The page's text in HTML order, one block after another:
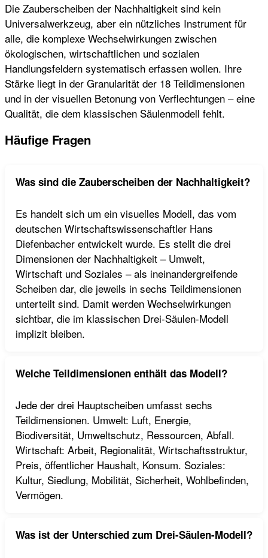
Die Zauberscheiben der Nachhaltigkeit sind kein
Universalwerkzeug, aber ein nützliches Instrument für
alle, die komplexe Wechselwirkungen zwischen
ökologischen, wirtschaftlichen und sozialen
Handlungsfeldern systematisch erfassen wollen. Ihre
Stärke liegt in der Granularität der 18 Teildimensionen
und in der visuellen Betonung von Verflechtungen – eine
Qualität, die dem klassischen Säulenmodell fehlt.
Häufige Fragen
Was sind die Zauberscheiben der Nachhaltigkeit?
Es handelt sich um ein visuelles Modell, das vom
deutschen Wirtschaftswissenschaftler Hans
Diefenbacher entwickelt wurde. Es stellt die drei
Dimensionen der Nachhaltigkeit – Umwelt,
Wirtschaft und Soziales – als ineinandergreifende
Scheiben dar, die jeweils in sechs Teildimensionen
unterteilt sind. Damit werden Wechselwirkungen
sichtbar, die im klassischen Drei-Säulen-Modell
implizit bleiben.
Welche Teildimensionen enthält das Modell?
Jede der drei Hauptscheiben umfasst sechs
Teildimensionen. Umwelt: Luft, Energie,
Biodiversität, Umweltschutz, Ressourcen, Abfall.
Wirtschaft: Arbeit, Regionalität, Wirtschaftsstruktur,
Preis, öffentlicher Haushalt, Konsum. Soziales:
Kultur, Siedlung, Mobilität, Sicherheit, Wohlbefinden,
Vermögen.
Was ist der Unterschied zum Drei-Säulen-Modell?